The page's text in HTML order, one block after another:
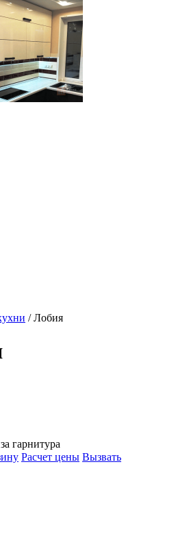
/ Лобия
гарнитура
Расчет цены Вызвать